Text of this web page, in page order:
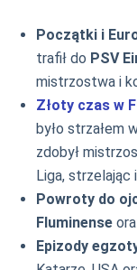
Początki i
trafił do PSV
mistrzostwa i
Złoty czas w
było strzałem
zdobył
Liga, strzelając
Powroty do
Fluminense
Epizody